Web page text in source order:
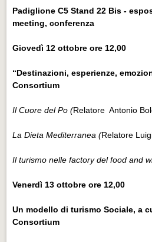
Padiglione C5 Stand 22 Bis -
meeting, conferenza
Giovedì 12 ottobre ore 12,00
“Destinazioni, esperienze,
Consortium
Il Cuore del Po (Relatore Antonio
La Dieta Mediterranea (Relatore
Il turismo nelle factory del food and
Venerdì 13 ottobre ore 12,00
Un modello di turismo Sociale, a
Consortium